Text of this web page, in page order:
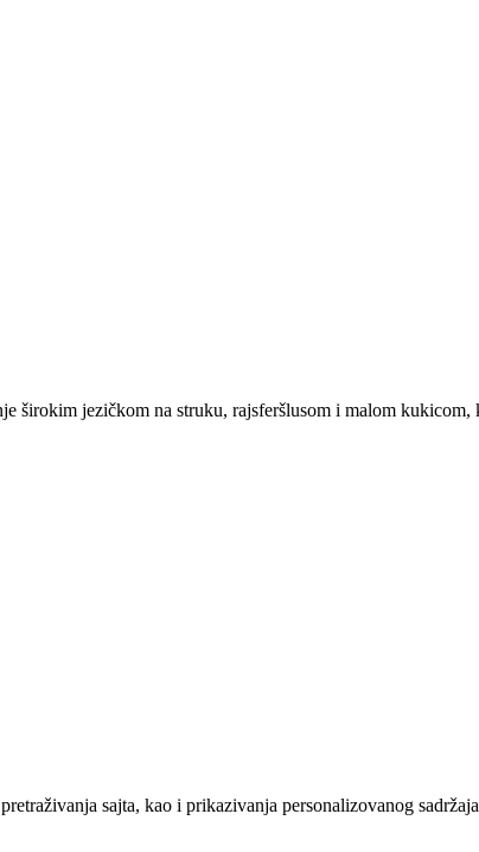
širokim jezičkom na struku, rajsferšlusom i malom kukicom,
sajta, kao i prikazivanja personalizovanog